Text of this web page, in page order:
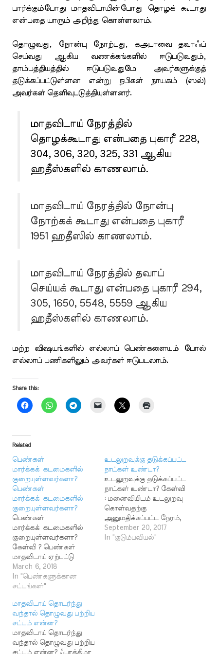
பார்க்கும்போது மாதவிடாயின்போது தொழக் கூடாது
என்பதை யாரும் அறிந்து கொள்ளலாம்.
தொழுவது, நோன்பு நோற்பது, கஅபாவை தவாஃப்
செய்வது ஆகிய வணக்கங்களில் ஈடுபடுவதும்,
தாம்பத்தியத்தில் ஈடுபடுவதுமே அவர்களுக்குத்
தடுக்கப்பட்டுள்ளன என்று நபிகள் நாயகம் (ஸல்)
அவர்கள் தெளிவுபடுத்தியுள்ளனர்.
மாதவிடாய் நேரத்தில்
தொழக்கூடாது என்பதை புகாரீ 228,
304, 306, 320, 325, 331 ஆகிய
ஹதீஸ்களில் காணலாம்.
மாதவிடாய் நேரத்தில் நோன்பு
நோற்கக் கூடாது என்பதை புகாரீ
1951 ஹதீஸில் காணலாம்.
மாதவிடாய் நேரத்தில் தவாப்
செய்யக் கூடாது என்பதை புகாரீ 294,
305, 1650, 5548, 5559 ஆகிய
ஹதீஸ்களில் காணலாம்.
மற்ற விஷயங்களில் எல்லாப் பெண்களையும் போல்
எல்லாப் பணிகளிலும் அவர்கள் ஈடுபடலாம்.
Share this:
Related
பெண்கள்
மார்க்கக் கடமைகளில்
குறையுள்ளவர்களா?
பெண்கள்
மார்க்கக் கடமைகளில்
குறையுள்ளவர்களா?
பெண்கள்
மார்க்கக் கடமைகளில்
குறையுள்ளவர்களா?
கேள்வி ? பெண்கள்
மாதவிடாய் ஏற்பட்டு
தொழுகை, நோன்பை
விடுவதால் அவர்கள்
மார்க்கக் கடமையில்
இருக்கின்றனர் என்று நபி
(ஸல்) அவர்கள்
கூறியுள்ளார்கள்.
மாதவிடாய் என்பது
ஆதமுடைய பெண்
March 6, 2018
In "பெண்களுக்கான
சட்டங்கள்"
உடலுறவுக்கு தடுக்கப்பட்ட
நாட்கள் உண்டா?
உடலுறவுக்கு தடுக்கப்பட்ட
நாட்கள் உண்டா? கேள்வி
: மனைவியிடம் உடலுறவு
கொள்வதற்கு
அனுமதிக்கப்பட்ட நேரம்,
தடைசெய்யப்பட்ட நேரம்
என்று மார்க்கத்தில்
September 20, 2017
In "குடும்பவியல்"
மாதவிடாய் தொடர்ந்து
வந்தால் தொழுவது பற்றிய
சட்டம் என்ன?
மாதவிடாய் தொடர்ந்து
வந்தால் தொழுவது பற்றிய
சட்டம் என்ன? ஃபாத்திமா